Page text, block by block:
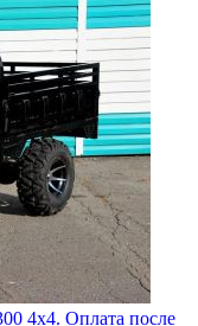
4х4. Оплата после